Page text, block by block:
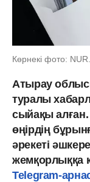
Көрнекі фото:
Атырау
туралы
сыйақы
өңірдің
әрекеті
жемқорлыққа
Telegram-